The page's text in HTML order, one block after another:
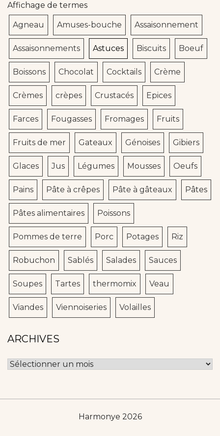
Affichage de termes
Agneau Amuses-bouche Assaisonnement
Assaisonnements Astuces Biscuits Boeuf
Boissons Chocolat Cocktails Crème
Crèmes crèpes Crustacés Epices
Farces Fougasses Fromages Fruits
Fruits de mer Gateaux Génoises Gibiers
Glaces Jus Légumes Mousses Oeufs
Pains Pâte à crêpes Pâte à gâteaux Pâtes
Pâtes alimentaires Poissons
Pommes de terre Porc Potages Riz
Robuchon Sablés Salades Sauces
Soupes Tartes thermomix Veau
Viandes Viennoiseries Volailles
ARCHIVES
Archives
Harmonye 2026